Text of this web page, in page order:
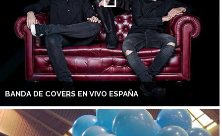
BANDA DE COVERS EN VIVO ESPAÑA